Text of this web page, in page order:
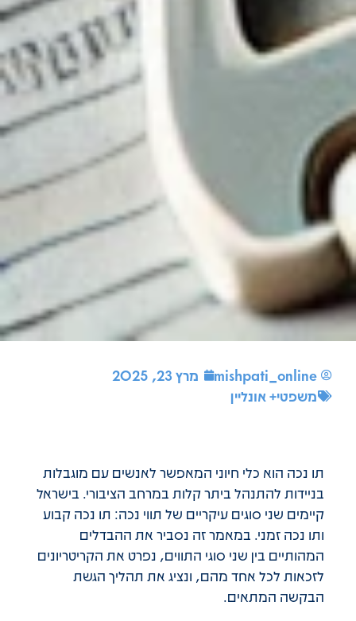
mishpati_online
מרץ 23, 2025
משפטי+ אונליין
תו נכה הוא כלי חיוני המאפשר לאנשים עם מוגבלות
בניידות להתנהל ביתר קלות במרחב הציבורי. בישראל
קיימים שני סוגים עיקריים של תווי נכה: תו נכה קבוע
ותו נכה זמני. במאמר זה נסביר את ההבדלים
המהותיים בין שני סוגי התווים, נפרט את הקריטריונים
לזכאות לכל אחד מהם, ונציג את תהליך הגשת
הבקשה המתאים.